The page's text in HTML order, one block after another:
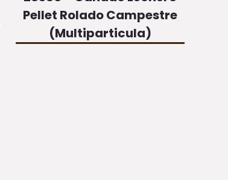
Pellet Rolado Campestre
(Multiparticula)